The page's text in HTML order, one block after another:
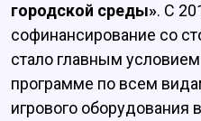
городской среды». С
софинансирование со
стало главным
программе по всем
игрового оборудования